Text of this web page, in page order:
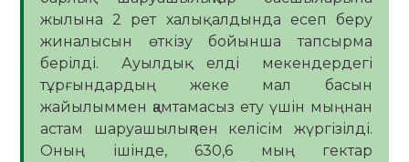
жылына 2 рет халық алдында есеп беру
жиналысын өткізу бойынша тапсырма
берілді. Ауылдық елді мекендердегі
тұрғындардың жеке мал басын
жайылыммен қамтамасыз ету үшін мыңнан
астам шаруашылықпен келісім жүргізілді.
Оның ішінде, 630,6 мың гектар